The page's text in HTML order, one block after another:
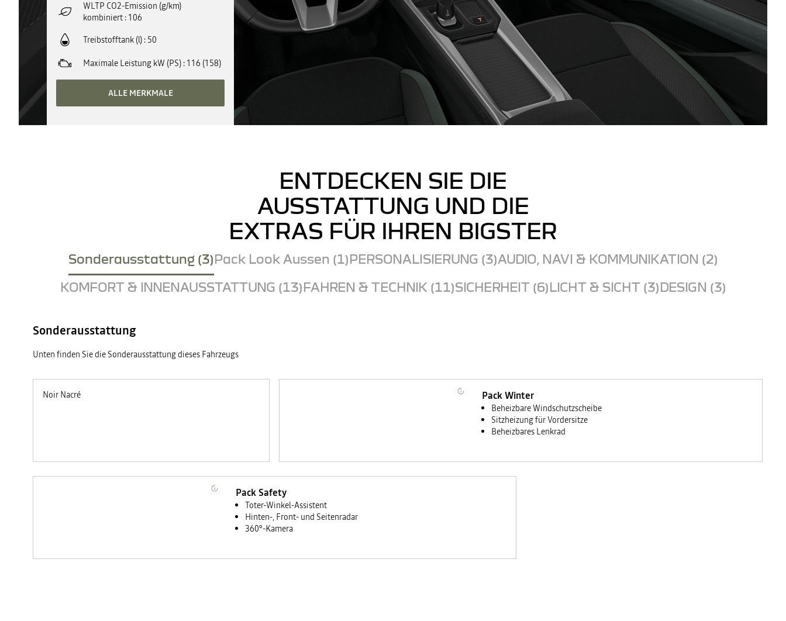
WLTP CO2-Emission (g/km)
kombiniert 106
Treibstofftank (l) 50
Maximale Leistung kW (PS) 116 (158)
ALLE MERKMALE
ENTDECKEN SIE DIE
AUSSTATTUNG UND DIE
EXTRAS FÜR IHREN BIGSTER
Sonderausstattung (3)Pack Look Aussen (1)PERSONALISIERUNG (3)AUDIO, NAVI & KOMMUNIKATION (2)
KOMFORT & INNENAUSSTATTUNG (13)FAHREN & TECHNIK (11)SICHERHEIT (6)LICHT & SICHT (3)DESIGN (3)
Sonderausstattung
Unten finden Sie die Sonderausstattung dieses Fahrzeugs
Noir Nacré Pack Winter
Beheizbare Windschutzscheibe
Sitzheizung für Vordersitze
Beheizbares Lenkrad
Pack Safety
Toter-Winkel-Assistent
Hinten-, Front- und Seitenradar
360°-Kamera